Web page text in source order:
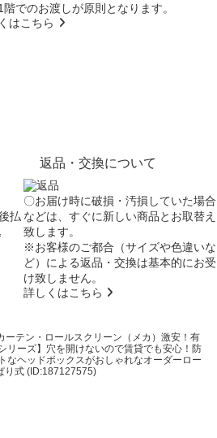
階でのお渡しが原則となります。
はこちら
払
返品・交換について
〇お届け時に破損・汚損していた場合
などは、すぐに新しい商品とお取替え
致します。
※お客様のご都合（サイズや色違いな
ど）による返品・交換は基本的にお受
け致しません。
詳しくはこちら
ーテン・ロールスクリーン（メカ）激安！有
リーズ】穴を開けないので賃貸でも安心！防
なヘッドボックスがおしゃれなオーダーロー
式 (ID:187127575)